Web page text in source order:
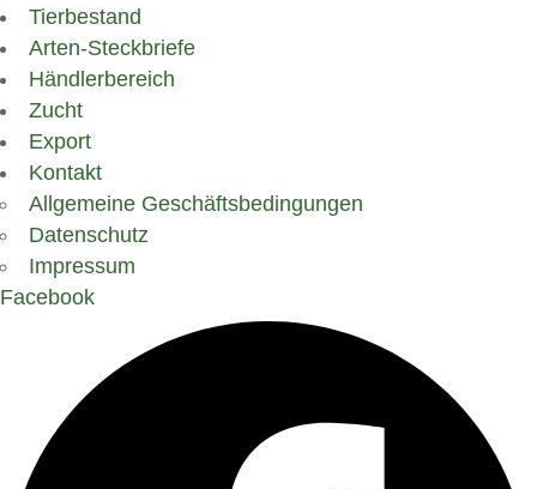
Tierbestand
Arten-Steckbriefe
Händlerbereich
Zucht
Export
Kontakt
Allgemeine Geschäftsbedingungen
Datenschutz
Impressum
Facebook